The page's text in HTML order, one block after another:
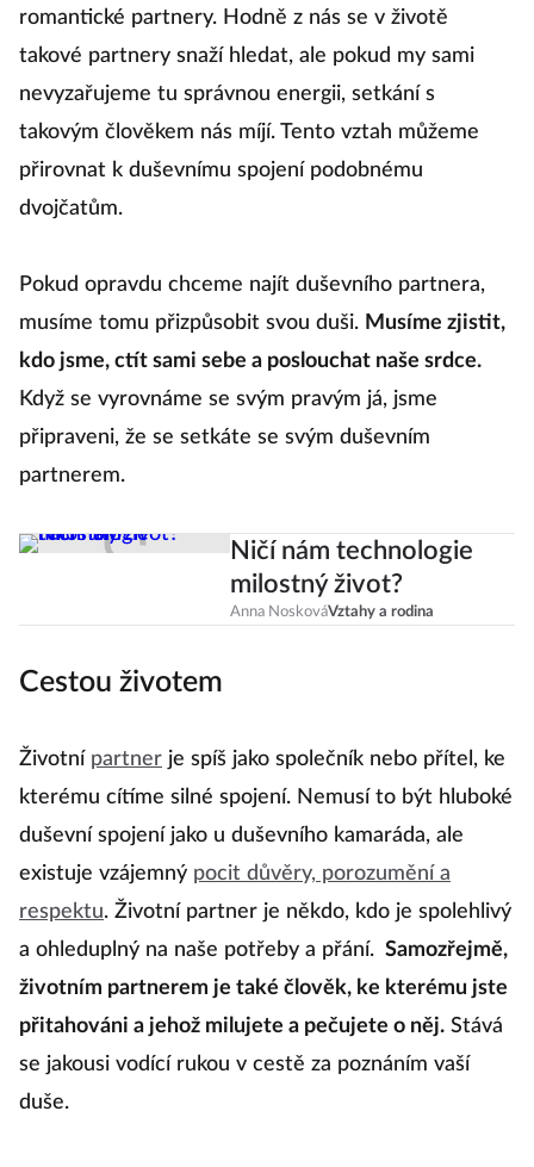
romantické partnery. Hodně z nás se v životě
takové partnery snaží hledat, ale pokud my sami
nevyzařujeme tu správnou energii, setkání s
takovým člověkem nás míjí. Tento vztah můžeme
přirovnat k duševnímu spojení podobnému
dvojčatům.
Pokud opravdu chceme najít duševního partnera,
musíme tomu přizpůsobit svou duši. Musíme zjistit,
kdo jsme, ctít sami sebe a poslouchat naše srdce.
Když se vyrovnáme se svým pravým já, jsme
připraveni, že se setkáte se svým duševním
partnerem.
Ničí nám technologie
milostný život?
Anna NoskováVztahy a rodina
Cestou životem
Životní partner je spíš jako společník nebo přítel, ke
kterému cítíme silné spojení. Nemusí to být hluboké
duševní spojení jako u duševního kamaráda, ale
existuje vzájemný pocit důvěry, porozumění a
respektu. Životní partner je někdo, kdo je spolehlivý
a ohleduplný na naše potřeby a přání. Samozřejmě,
životním partnerem je také člověk, ke kterému jste
přitahováni a jehož milujete a pečujete o něj. Stává
se jakousi vodící rukou v cestě za poznáním vaší
duše.